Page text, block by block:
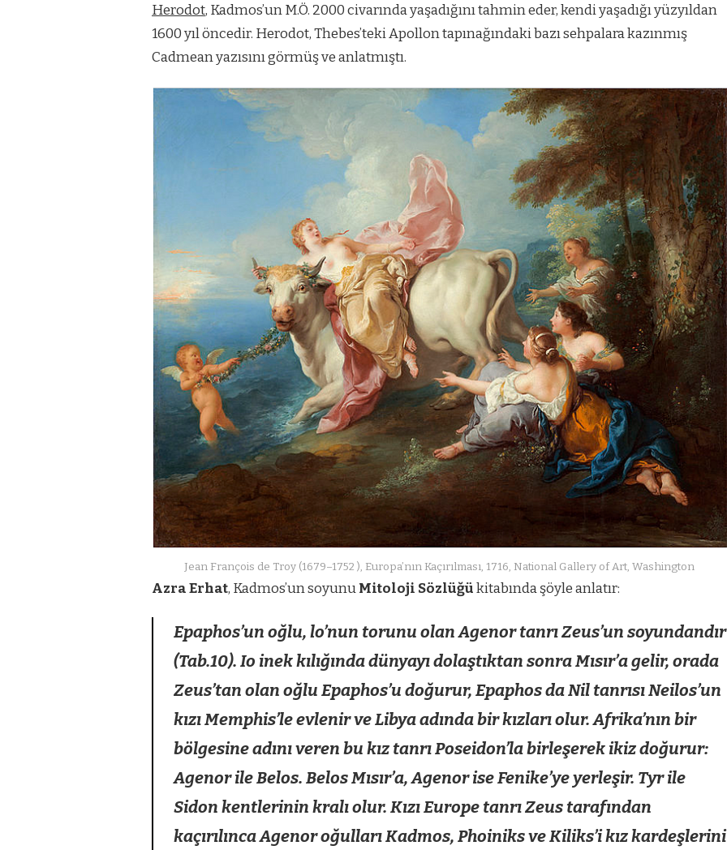
Herodot, Kadmos’un M.Ö. 2000 civarında yaşadığını tahmin eder, kendi yaşadığı yüzyıldan
1600 yıl öncedir. Herodot, Thebes’teki Apollon tapınağındaki bazı sehpalara kazınmış
Cadmean yazısını görmüş ve anlatmıştı.
Jean François de Troy (1679–1752 ), Europa’nın Kaçırılması, 1716, National Gallery of Art, Washington
Azra Erhat, Kadmos’un soyunuMitoloji Sözlüğükitabında şöyle anlatır:
Epaphos’un oğlu, lo’nun torunu olan Agenor tanrı Zeus’un soyundandır
(Tab.10). Io inek kılığında dünyayı dolaştıktan sonra Mısır’a gelir, orada
Zeus’tan olan oğlu Epaphos’u doğurur, Epaphos da Nil tanrısı Neilos’un
kızı Memphis’le evlenir ve Libya adında bir kızları olur. Afrika’nın bir
bölgesine adını veren bu kız tanrı Poseidon’la birleşerek ikiz doğurur:
Agenor ile Belos. Belos Mısır’a, Agenor ise Fenike’ye yerleşir. Tyr ile
Sidon kentlerinin kralı olur. Kızı Europe tanrı Zeus tarafından
kaçırılınca Agenor oğulları Kadmos, Phoiniks ve Kiliks’i kız kardeşlerini